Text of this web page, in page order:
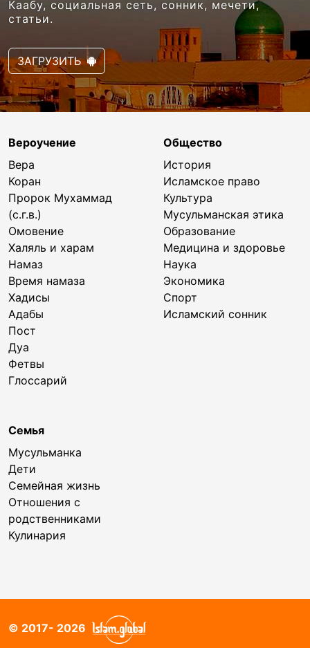
Каабу, социальная сеть, сонник, мечети,
статьи.
ЗАГРУЗИТЬ
Вероучение
Вера
Коран
Пророк Мухаммад
(с.г.в.)
Омовение
Халяль и харам
Намаз
Время намаза
Хадисы
Адабы
Пост
Дуа
Фетвы
Глоссарий
Общество
История
Исламское право
Культура
Мусульманская этика
Образование
Медицина и здоровье
Наука
Экономика
Спорт
Исламский сонник
Семья
Мусульманка
Дети
Семейная жизнь
Отношения с
родственниками
Кулинария
© 2017- 2026